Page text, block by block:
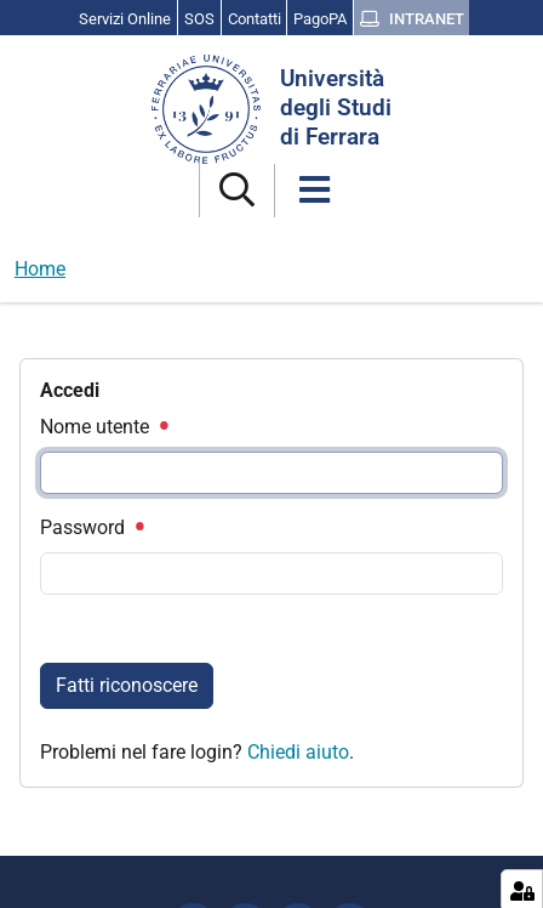
Servizi Online SOS Contatti PagoPA INTRANET
Università
degli Studi
di Ferrara
Home
Accedi
Nome utente
Password
Fatti riconoscere
Problemi nel fare login? Chiedi aiuto.